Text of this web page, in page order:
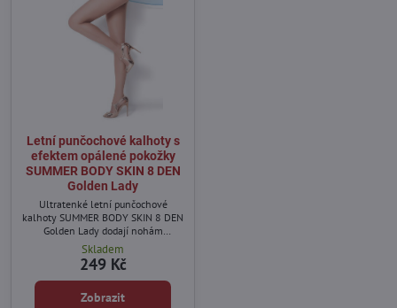
Letní punčochové kalhoty s
efektem opálené pokožky
SUMMER BODY SKIN 8 DEN
Golden Lady
Ultratenké letní punčochové
kalhoty SUMMER BODY SKIN 8 DEN
Golden Lady dodají nohám
přirozený a jemně opálený vzhled.
Skladem
249 Kč
Zobrazit